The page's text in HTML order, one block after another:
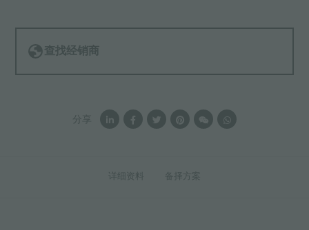
详细资料 备择方案
查找经销商
分享